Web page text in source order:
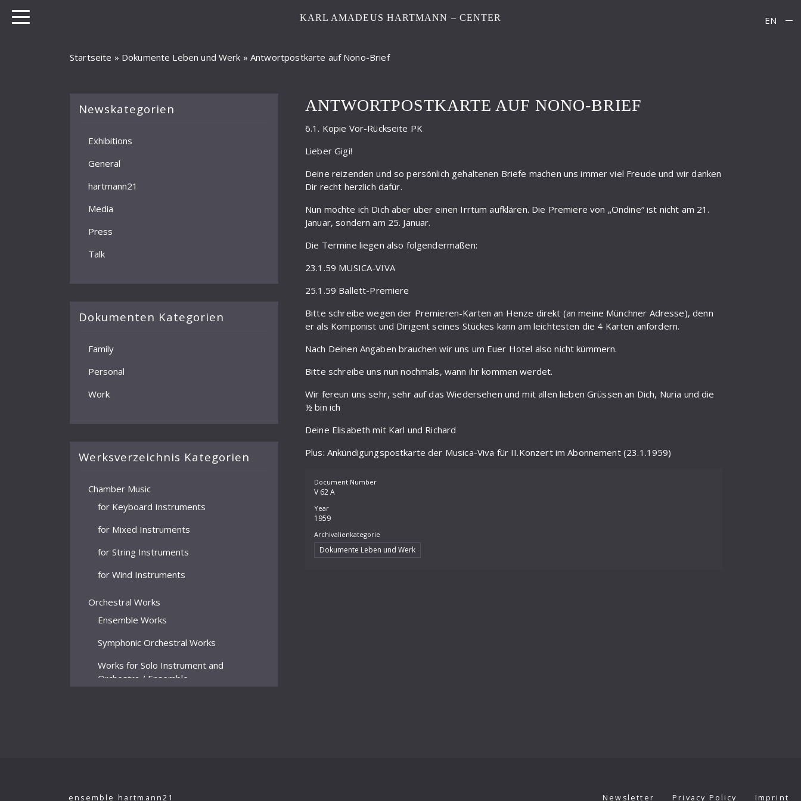
KARL AMADEUS HARTMANN – CENTER EN
Startseite » Dokumente Leben und Werk »Antwortpostkarte auf Nono-Brief
Newskategorien
Exhibitions
General
hartmann21
Media
Press
Talk
Dokumenten Kategorien
Family
Personal
Work
Werksverzeichnis Kategorien
Chamber Music
for Keyboard Instruments
for Mixed Instruments
for String Instruments
for Wind Instruments
Orchestral Works
Ensemble Works
Symphonic Orchestral Works
Works for Solo Instrument and
Orchestra / Ensemble
Choral Music
ANTWORTPOSTKARTE AUF NONO-BRIEF
6.1. Kopie Vor-Rückseite PK
Lieber Gigi!
Deine reizenden und so persönlich gehaltenen Briefe machen uns immer viel Freude und wir danken
Dir recht herzlich dafür.
Nun möchte ich Dich aber über einen Irrtum aufklären. Die Premiere von „Ondine“ ist nicht am 21.
Januar, sondern am 25. Januar.
Die Termine liegen also folgendermaßen:
23.1.59 MUSICA-VIVA
25.1.59 Ballett-Premiere
Bitte schreibe wegen der Premieren-Karten an Henze direkt (an meine Münchner Adresse), denn
er als Komponist und Dirigent seines Stückes kann am leichtesten die 4 Karten anfordern.
Nach Deinen Angaben brauchen wir uns um Euer Hotel also nicht kümmern.
Bitte schreibe uns nun nochmals, wann ihr kommen werdet.
Wir fereun uns sehr, sehr auf das Wiedersehen und mit allen lieben Grüssen an Dich, Nuria und die
½ bin ich
Deine Elisabeth mit Karl und Richard
Plus: Ankündigungspostkarte der Musica-Viva für II.Konzert im Abonnement (23.1.1959)
Document Number
V 62 A
Year
1959
Archivalienkategorie
Dokumente Leben und Werk
ensemble hartmann21 Newsletter Privacy Policy Imprint